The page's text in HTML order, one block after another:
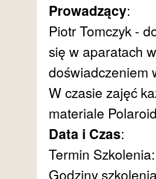
Prowadzący:
Piotr Tomczyk -
się w aparatach
doświadczeniem
W czasie zajęć
materiale
Data i Czas:
Termin
Godziny